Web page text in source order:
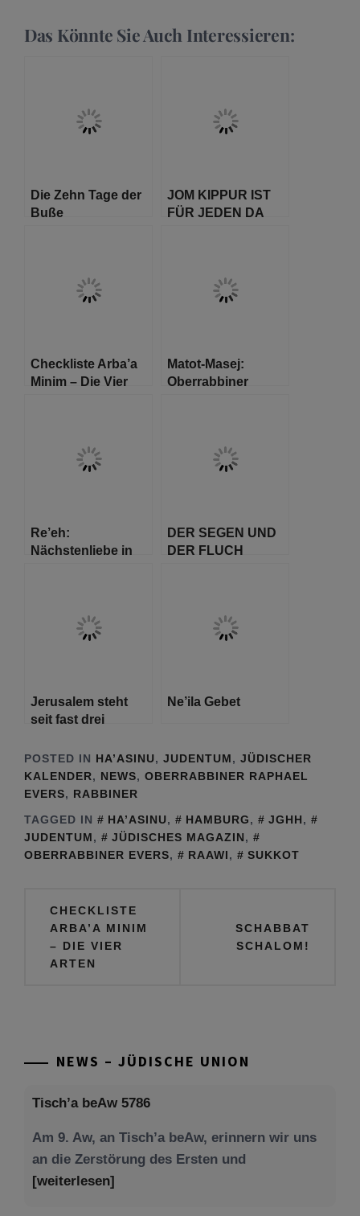
Das Könnte Sie Auch Interessieren:
Die Zehn Tage der
Buße
JOM KIPPUR IST
FÜR JEDEN DA
Checkliste Arba’a
Minim – Die Vier
Matot-Masej:
Oberrabbiner
Re’eh:
Nächstenliebe in
DER SEGEN UND
DER FLUCH
Jerusalem steht
seit fast drei
Mittelpunkt unseres
Interesses
Ne’ila Gebet
POSTED IN HA’ASINU, JUDENTUM, JÜDISCHER
KALENDER, NEWS, OBERRABBINER RAPHAEL
EVERS, RABBINER
TAGGED IN
HA’ASINU, HAMBURG, JGHH,
JUDENTUM, JÜDISCHES MAGAZIN,
OBERRABBINER EVERS, RAAWI, SUKKOT
Beitragsnavigation
CHECKLISTE
ARBA’A MINIM
– DIE VIER
ARTEN
SCHABBAT
SCHALOM!
NEWS – JÜDISCHE UNION
Tisch’a beAw 5786
Am 9. Aw, an Tisch’a beAw, erinnern wir uns
an die Zerstörung des Ersten und
[weiterlesen]